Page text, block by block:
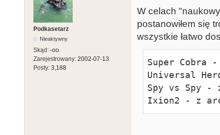
Podkasetarz
Nieaktywny
Skąd: -oo
Zarejestrowany: 2002-07-13
Posty: 3,188
W celach
postanowiłem się
wszystkie łatwo
Super Cobra -
Universal
Spy vs Spy -
Ixion2 - z